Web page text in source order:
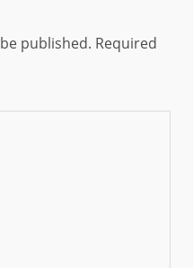
published. Required